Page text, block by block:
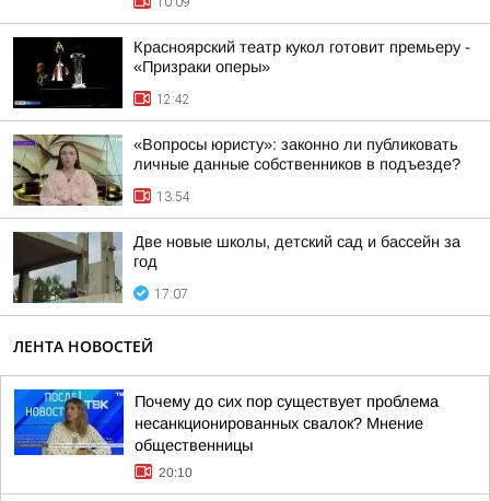
Красноярский театр кукол готовит премьеру -
«Призраки оперы»
12:42
«Вопросы юристу»: законно ли публиковать
личные данные собственников в подъезде?
13:54
Две новые школы, детский сад и бассейн за
год
17:07
ЛЕНТА НОВОСТЕЙ
Почему до сих пор существует проблема
несанкционированных свалок? Мнение
общественницы
20:10